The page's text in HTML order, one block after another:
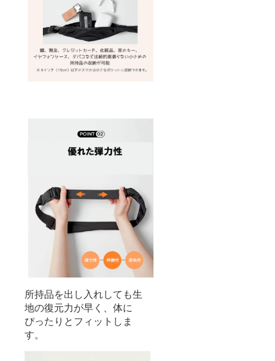
所持品を出し入れしても生
地の復元力が早く、体に
ぴったりとフィットしま
す。